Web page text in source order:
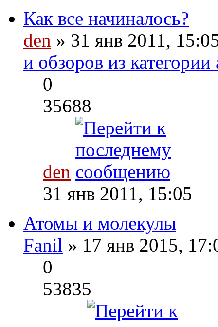
Как все начиналось?
den » 31 янв 2011,
и обзоров из
0
35688
den
31 янв 2011, 15:05
Атомы и молекулы
Fanil » 17 янв 2015,
0
53835